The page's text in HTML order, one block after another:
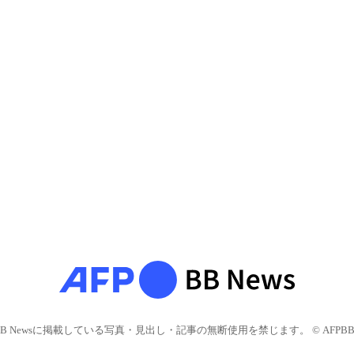
Newsに掲載している写真・見出し・記事の無断使用を禁じます。 © AFPBB